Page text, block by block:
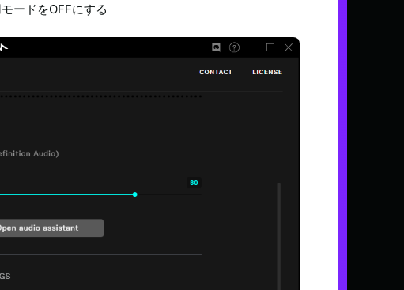
ードをOFFにする